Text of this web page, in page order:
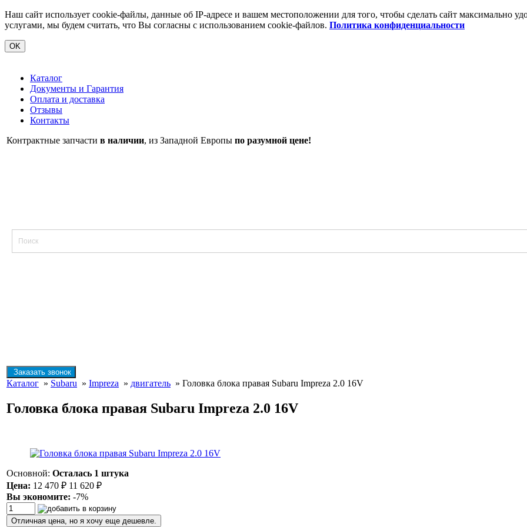
Наш сайт использует cookie-файлы, данные об IP-адресе и вашем местоположении для того, чтобы сделать сайт максимально
услугами, мы будем считать, что Вы согласны с использованием cookie-файлов. Политика конфиденциальности
OK
Каталог
Документы и Гарантия
Оплата и доставка
Отзывы
Контакты
Контрактные запчасти в наличии, из Западной Европы по разумной цене!
Заказать звонок
Каталог » Subaru » Impreza » двигатель » Головка блока правая Subaru Impreza 2.0 16V
Головка блока правая Subaru Impreza 2.0 16V
Основной: Осталась 1 штука
Цена: 12 470 ₽ 11 620 ₽
Вы экономите: -7%
Отличная цена, но я хочу еще дешевле.